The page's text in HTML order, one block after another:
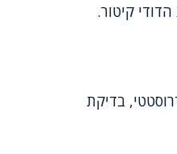
קיטור.
בדיקת